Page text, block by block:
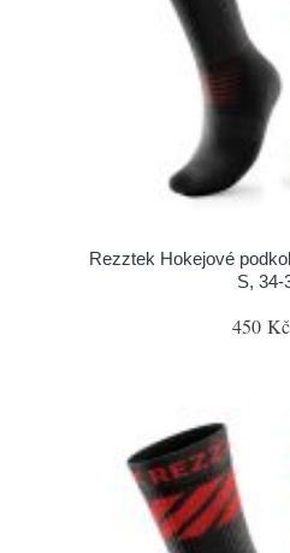
Rezztek Hokejové
S, 34-
450 Kč